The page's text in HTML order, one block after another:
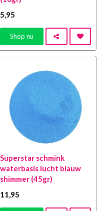
5 ,95
Shop nu
Superstar schmink
waterbasis lucht blauw
shimmer (45gr)
11 ,95